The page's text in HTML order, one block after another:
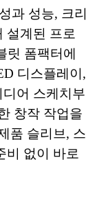
과 성능, 크리
설계된 프로
릿 폼팩터에
디스플레이,
어 스케치부
창작 작업을
품 슬리브, 스
비 없이 바로